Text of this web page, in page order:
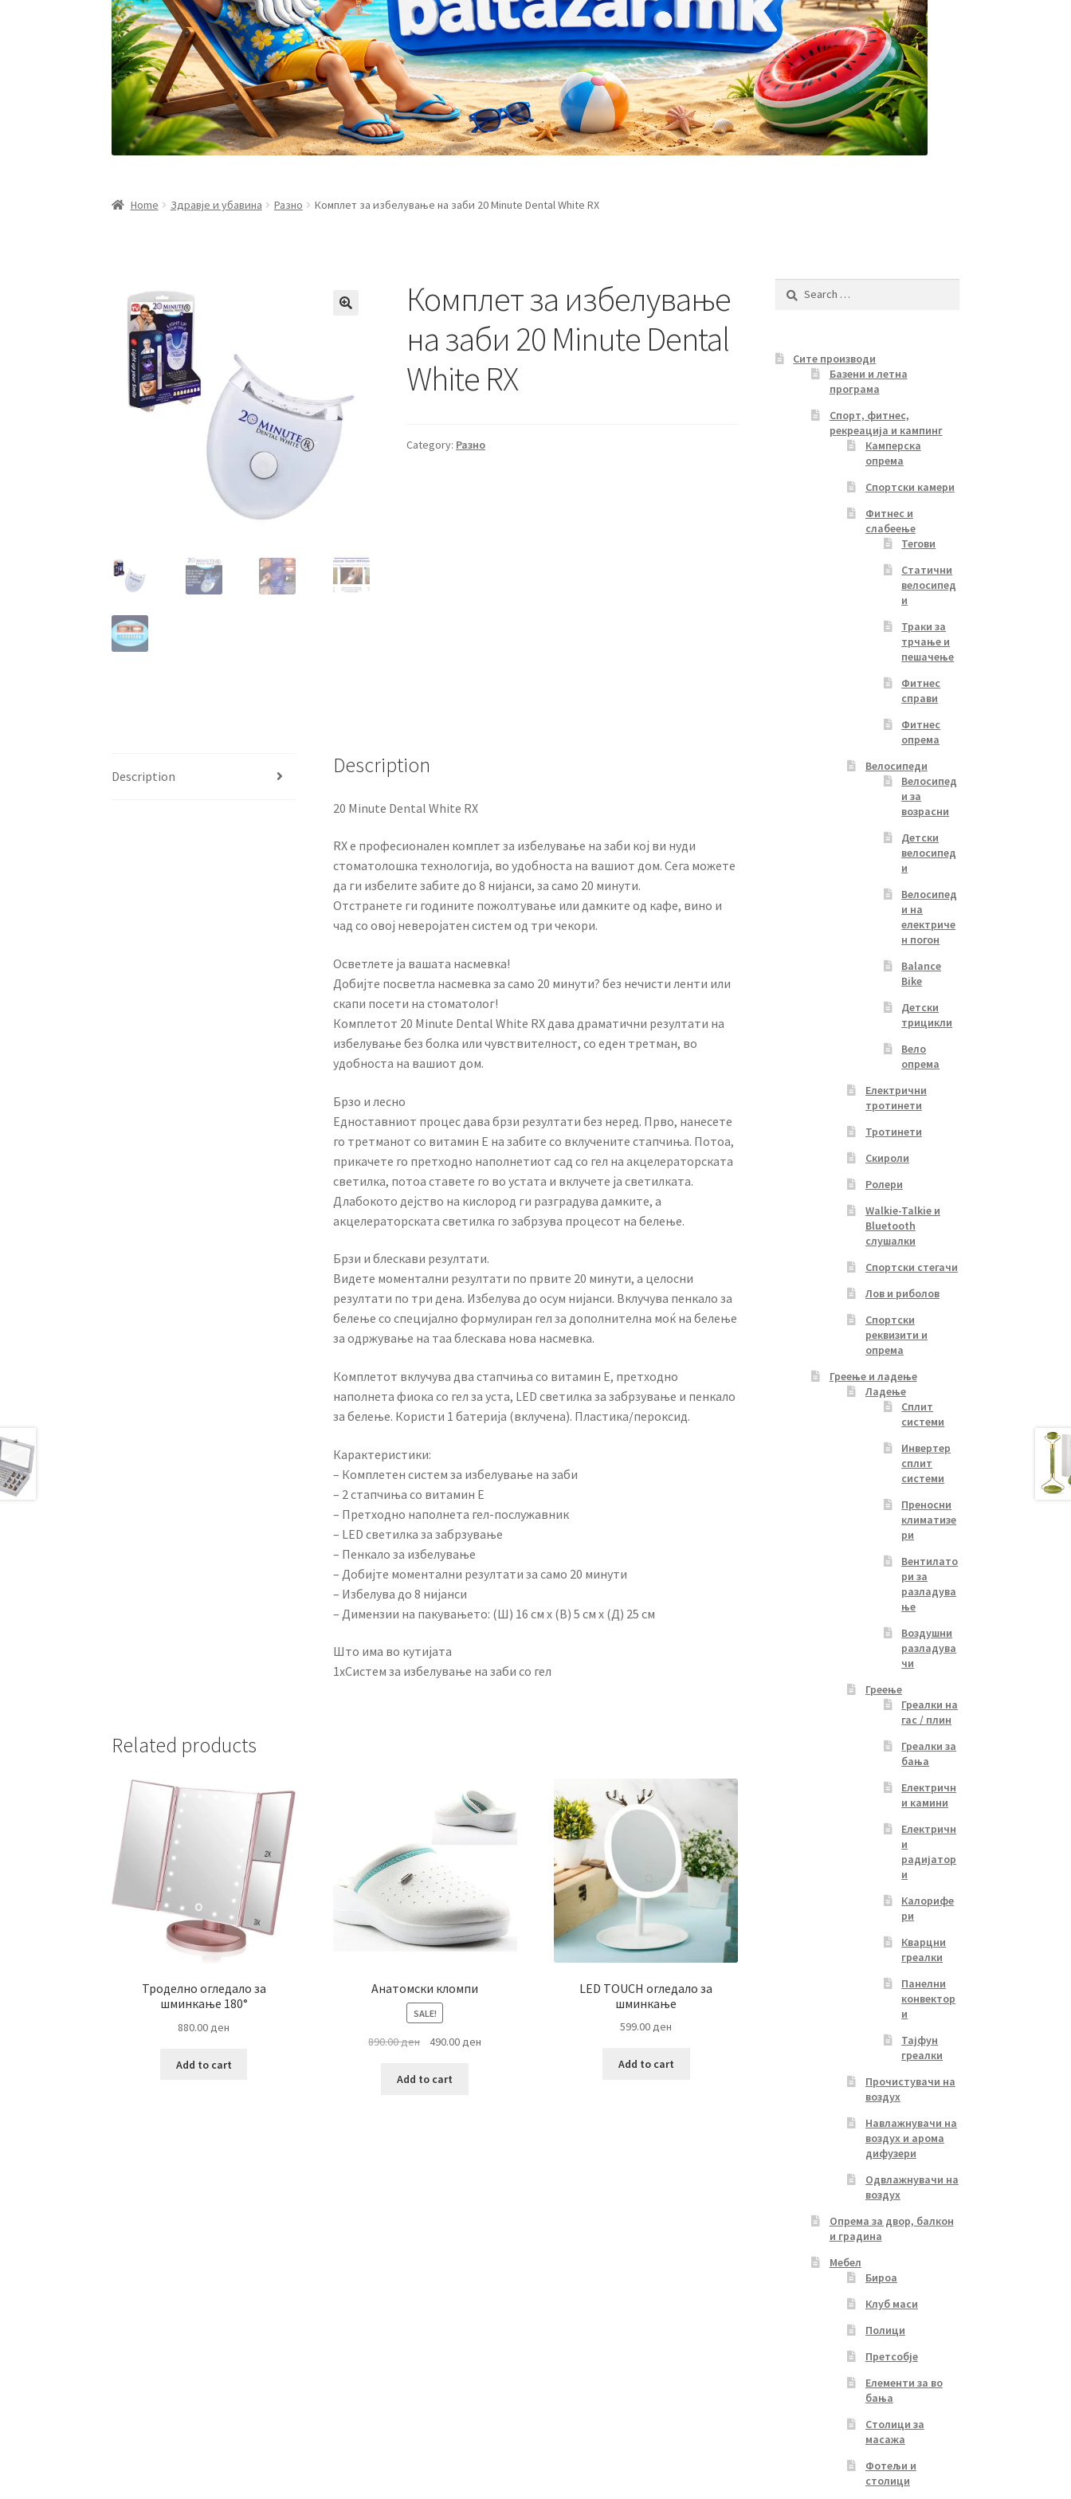
Home Здравје и убавина Разно Комплет за избелување на заби 20 Minute Dental White RX
Комплет за избелување
на заби 20 Minute Dental
White RX
Category: Разно
Description Description
20 Minute Dental White RX
RX е професионален комплет за избелување на заби кој ви нуди
стоматолошка технологија, во удобноста на вашиот дом. Сега можете
да ги избелите забите до 8 нијанси, за само 20 минути.
Отстранете ги годините пожолтување или дамките од кафе, вино и
чад со овој неверојатен систем од три чекори.
Осветлете ја вашата насмевка!
Добијте посветла насмевка за само 20 минути? без нечисти ленти или
скапи посети на стоматолог!
Комплетот 20 Minute Dental White RX дава драматични резултати на
избелување без болка или чувствителност, со еден третман, во
удобноста на вашиот дом.
Брзо и лесно
Едноставниот процес дава брзи резултати без неред. Прво, нанесете
го третманот со витамин Е на забите со вклучените стапчиња. Потоа,
прикачете го претходно наполнетиот сад со гел на акцелераторската
светилка, потоа ставете го во устата и вклучете ја светилката.
Длабокото дејство на кислород ги разградува дамките, а
акцелераторската светилка го забрзува процесот на белење.
Брзи и блескави резултати.
Видете моментални резултати по првите 20 минути, а целосни
резултати по три дена. Избелува до осум нијанси. Вклучува пенкало за
белење со специјално формулиран гел за дополнителна моќ на белење
за одржување на таа блескава нова насмевка.
Комплетот вклучува два стапчиња со витамин Е, претходно
наполнета фиока со гел за уста, LED светилка за забрзување и пенкало
за белење. Користи 1 батерија (вклучена). Пластика/пероксид.
Карактеристики:
– Комплетен систем за избелување на заби
– 2 стапчиња со витамин Е
– Претходно наполнета гел-послужавник
– LED светилка за забрзување
– Пенкало за избелување
– Добијте моментални резултати за само 20 минути
– Избелува до 8 нијанси
– Димензии на пакувањето: (Ш) 16 см x (В) 5 см x (Д) 25 см
Што има во кутијата
1xСистем за избелување на заби со гел
Related products
Троделно огледало за
шминкање 180°
880.00ден
Add to cart
Анатомски кломпи
SALE!
890.00ден
Original
was:
490.00ден
Add to cart
LED TOUCH огледало за
шминкање
599.00ден
Add to cart
Search
Сите производи
Базени и летна
програма
Спорт, фитнес,
рекреација и кампинг
Камперска
опрема
Спортски камери
Фитнес и
слабеење
Тегови
Статични
велосипед
и
Траки за
трчање и
пешачење
Фитнес
справи
Фитнес
опрема
Велосипеди
Велосипед
и за
возрасни
Детски
велосипед
и
Велосипед
и на
електриче
н погон
Balance
Bike
Детски
трицикли
Вело
опрема
Електрични
тротинети
Тротинети
Скироли
Ролери
Walkie-Talkie и
Bluetooth
слушалки
Спортски стегачи
Лов и риболов
Спортски
реквизити и
опрема
Греење и ладење
Ладење
Сплит
системи
Инвертер
сплит
системи
Преносни
климатизе
ри
Вентилато
ри за
разладува
ње
Воздушни
разладува
чи
Греење
Греалки на
гас / плин
Греалки за
бања
Електричн
и камини
Електричн
и
радијатор
и
Калорифе
ри
Кварцни
греалки
Панелни
конвектор
и
Тајфун
греалки
Прочистувачи на
воздух
Навлажнувачи на
воздух и арома
дифузери
Одвлажнувачи на
воздух
Опрема за двор, балкон
и градина
Мебел
Бироа
Клуб маси
Полици
Претсобје
Елементи за во
бања
Столици за
масажа
Фотељи и
столици